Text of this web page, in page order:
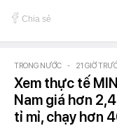
Chia sẻ
TRONG NƯỚC - 21 GIỜ
Xem thực tế
Nam giá hơn
tỉ mỉ, chạy hơn